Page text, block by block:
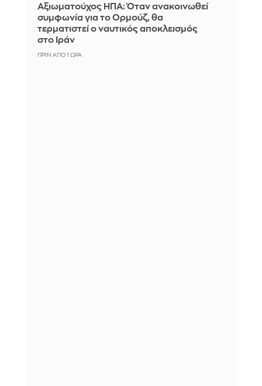
Αξιωματούχος ΗΠΑ: Όταν ανακοινωθεί
συμφωνία για το Ορμούζ, θα
τερματιστεί ο ναυτικός αποκλεισμός
στο Ιράν
ΠΡΙΝ ΑΠΌ 1 ΏΡΑ